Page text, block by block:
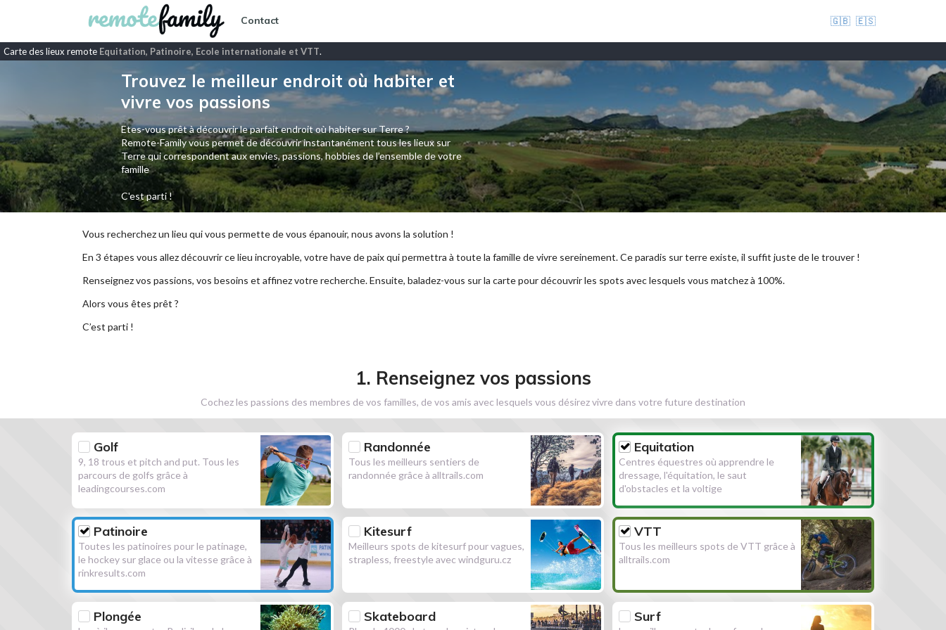
Contact 🇬🇧 🇪🇸
Carte des lieux remote Equitation, Patinoire, Ecole internationale et VTT.
Trouvez le meilleur endroit où habiter et
vivre vos passions
Etes-vous prêt à découvrir le parfait endroit où habiter sur Terre ?
Remote-Family vous permet de découvrir instantanément tous les lieux sur
Terre qui correspondent aux envies, passions, hobbies de l’ensemble de votre
famille
C'est parti !
Vous recherchez un lieu qui vous permette de vous épanouir, nous avons la solution !
En 3 étapes vous allez découvrir ce lieu incroyable, votre have de paix qui permettra à toute la famille de vivre sereinement. Ce paradis sur terre existe, il suffit juste de le trouver !
Renseignez vos passions, vos besoins et affinez votre recherche. Ensuite, baladez-vous sur la carte pour découvrir les spots avec lesquels vous matchez à 100%.
Alors vous êtes prêt ?
C’est parti !
1. Renseignez vos passions
Cochez les passions des membres de vos familles, de vos amis avec lesquels vous désirez vivre dans votre future destination
Golf
9, 18 trous et pitch and put. Tous les
parcours de golfs grâce à
leadingcourses.com
Randonnée
Tous les meilleurs sentiers de
randonnée grâce à alltrails.com
Equitation
Centres équestres où apprendre le
dressage, l'équitation, le saut
d'obstacles et la voltige
Patinoire
Toutes les patinoires pour le patinage,
le hockey sur glace ou la vitesse grâce à
rinkresults.com
Kitesurf
Meilleurs spots de kitesurf pour vagues,
strapless, freestyle avec windguru.cz
VTT
Tous les meilleurs spots de VTT grâce à
alltrails.com
Plongée Skateboard Surf